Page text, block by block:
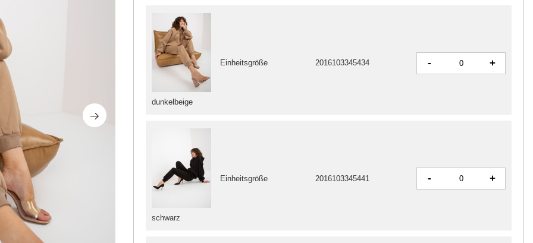
schwarz
Einheitsgröße 2016103345441 - +
dunkelbeige
Einheitsgröße 2016103345434 - +